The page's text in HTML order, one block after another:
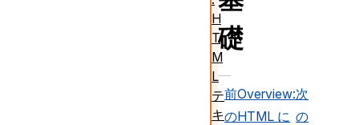
礎
前
の
Overview:
HTML に
次
の
H
T
M
L
テ
キ